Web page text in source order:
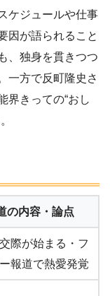
ケジュールや仕事
因が語られること
、独身を貫きつつ
一方で反町隆史さ
界きっての“おし
の内容・論点
際が始まる・フ
報道で熱愛発覚